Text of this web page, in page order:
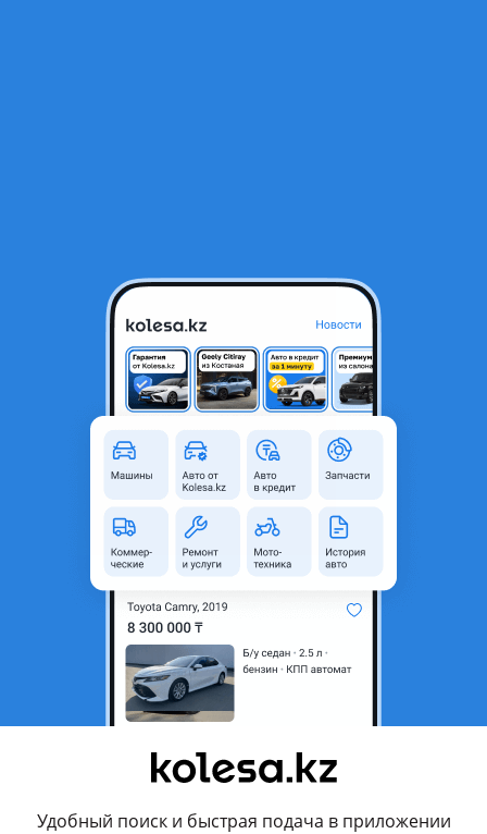
Удобный поиск и быстрая подача в приложении
Chrysler 300C 2005 года
Объявление находится в архиве и может быть
Павлодар, Павлодарская
2004 - 2011 1 поколение
Седан
Объем двигателя, л
Автомат
Задний привод
Руль
Слева